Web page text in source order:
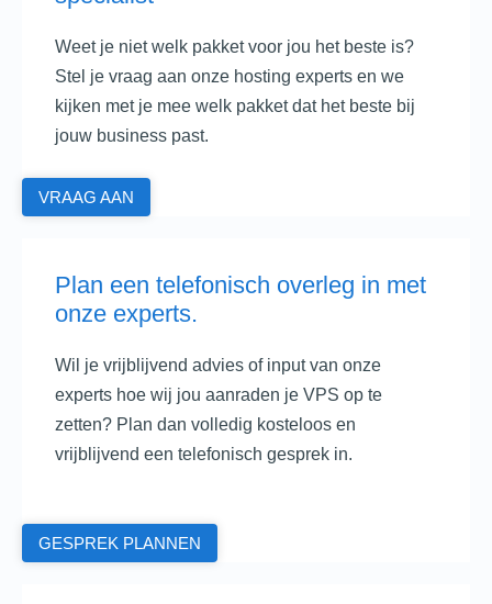
Weet je niet welk pakket voor jou het beste is?
Stel je vraag aan onze hosting experts en we
kijken met je mee welk pakket dat het beste bij
jouw business past.
VRAAG AAN
Plan een telefonisch overleg in met
onze experts.
Wil je vrijblijvend advies of input van onze
experts hoe wij jou aanraden je VPS op te
zetten? Plan dan volledig kosteloos en
vrijblijvend een telefonisch gesprek in.
GESPREK PLANNEN